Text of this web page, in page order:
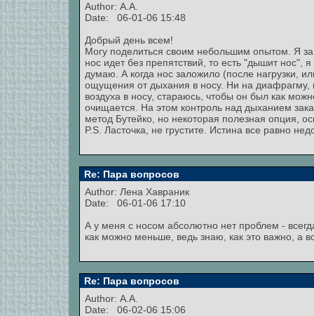
Author: А.А.
Date: 06-01-06 15:48
Добрый день всем!
Могу поделиться своим небольшим опытом. Я
нос идет без препятствий, то есть "дышит
думаю. А когда нос заложило (после нагрузки,
ощущения от дыхания в носу. Ни на диафрагму,
воздуха в носу, стараюсь, чтобы он был как
очищается. На этом контроль над дыханием
метод Бутейко, но некоторая полезная опция,
P.S. Ласточка, не грустите. Истина все равно
Re: Пара вопросов
Author: Лена Хавраник
Date: 06-01-06 17:10
А у меня с носом абсолютно нет проблем -
как можно меньше, ведь знаю, как это важно, а
Re: Пара вопросов
Author: А.А.
Date: 06-02-06 15:06